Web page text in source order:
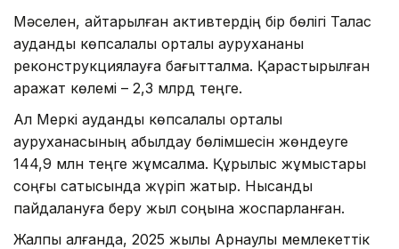
Мәселен, қайтарылған активтердің бір бөлігі Талас
аудандық көпсалалы орталық аурухананы
реконструкциялауға бағытталмақ. Қарастырылған
қаражат көлемі – 2,3 млрд теңге.
Ал Меркі аудандық көпсалалы орталық
ауруханасының қабылдау бөлімшесін жөндеуге
144,9 млн теңге жұмсалмақ. Құрылыс жұмыстары
соңғы сатысында жүріп жатыр. Нысанды
пайдалануға беру жыл соңына жоспарланған.
Жалпы алғанда, 2025 жылы Арнаулы мемлекеттік